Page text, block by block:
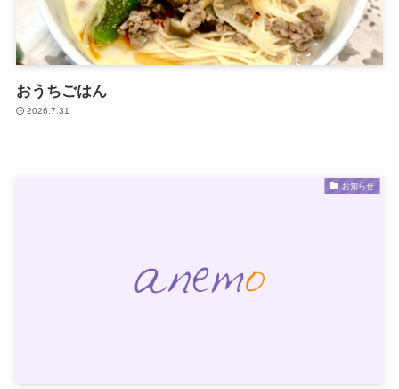
おうちごはん
2026.7.31
お知らせ